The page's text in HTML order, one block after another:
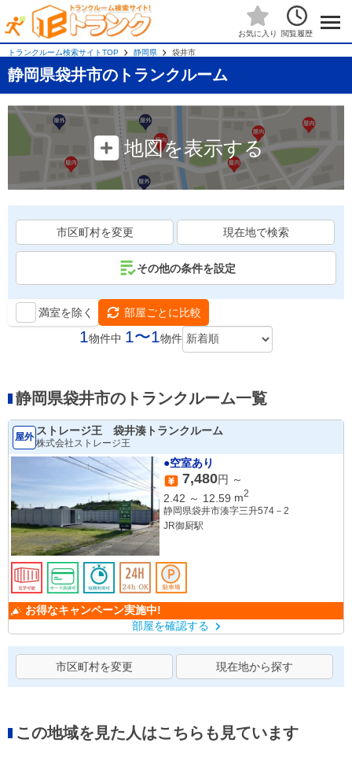
お気に入り 閲覧履歴
トランクルーム検索サイトTOP 静岡県 袋井市
静岡県袋井市のトランクルーム
地図を表示する
市区町村を変更 現在地で検索
その他の条件を設定
満室を除く 部屋ごとに比較
1物件中 1〜1物件
静岡県袋井市のトランクルーム一覧
屋外 ストレージ王 袋井湊トランクルーム
株式会社ストレージ王
●空室あり
7,480円 ～
2.42 ～ 12.59 m2
静岡県袋井市湊字三升574－2
JR御厨駅
お得なキャンペーン実施中!
部屋を確認する
市区町村を変更 現在地から探す
この地域を見た人はこちらも見ています